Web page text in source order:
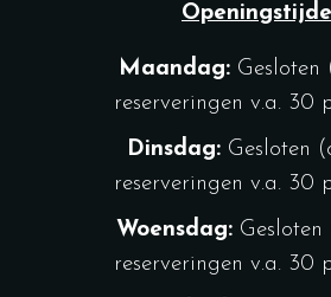
Maandag:Gesloten
reserveringen v.a. 30
Dinsdag: Gesloten
reserveringen v.a. 30
Woensdag:Gesloten
reserveringen v.a. 30